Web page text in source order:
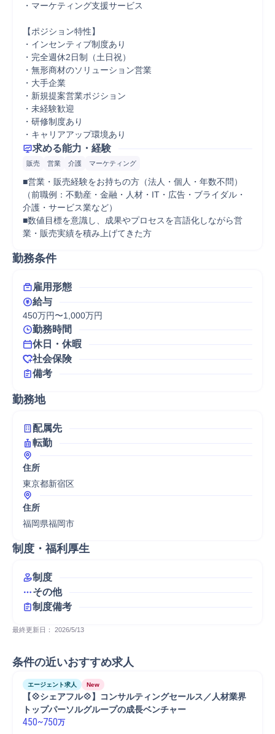
・マーケティング支援サービス
【ポジション特性】
・インセンティブ制度あり
・完全週休2日制（土日祝）
・無形商材のソリューション営業
・大手企業
・新規提案営業ポジション
・未経験歓迎
・研修制度あり
・キャリアアップ環境あり
求める能力・経験
販売 営業 介護 マーケティング
■営業・販売経験をお持ちの方（法人・個人・年数不問）
（前職例：不動産・金融・人材・IT・広告・ブライダル・
介護・サービス業など）
■数値目標を意識し、成果やプロセスを言語化しながら営
業・販売実績を積み上げてきた方
勤務条件
雇用形態
給与
450万円〜1,000万円
勤務時間
休日・休暇
社会保険
備考
勤務地
配属先
転勤
住所
東京都新宿区
住所
福岡県福岡市
制度・福利厚生
制度
その他
制度備考
最終更新日： 2026/5/13
条件の近いおすすめ求人
エージェント求人 New
【💠シェアフル💠】コンサルティングセールス／人材業界
トップパーソルグループの成長ベンチャー
450~750万